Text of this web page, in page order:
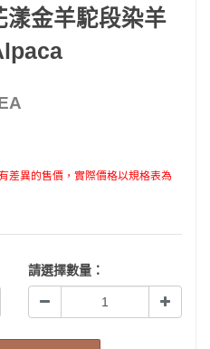
金羊駝段染羊
差異的售價，實際價格以規格表為
請選擇數量：